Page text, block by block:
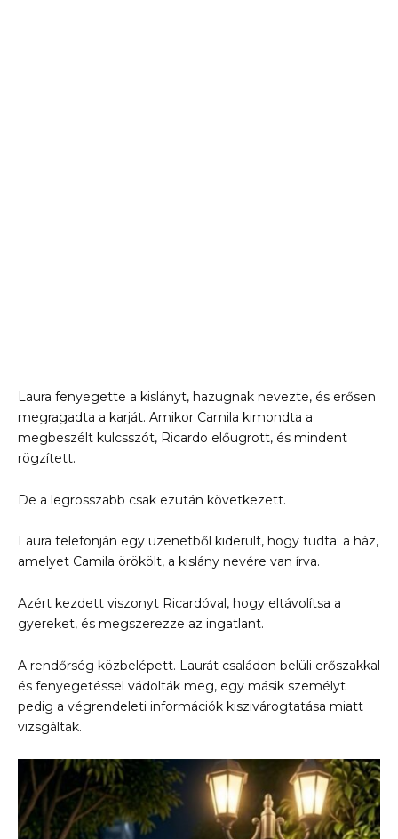
Laura fenyegette a kislányt, hazugnak nevezte, és erősen
megragadta a karját. Amikor Camila kimondta a
megbeszélt kulcsszót, Ricardo előugrott, és mindent
rögzített.
De a legrosszabb csak ezután következett.
Laura telefonján egy üzenetből kiderült, hogy tudta: a ház,
amelyet Camila örökölt, a kislány nevére van írva.
Azért kezdett viszonyt Ricardóval, hogy eltávolítsa a
gyereket, és megszerezze az ingatlant.
A rendőrség közbelépett. Laurát családon belüli erőszakkal
és fenyegetéssel vádolták meg, egy másik személyt
pedig a végrendeleti információk kiszivárogtatása miatt
vizsgáltak.